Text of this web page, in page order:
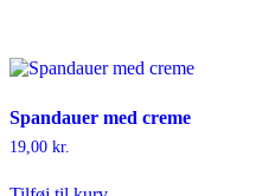
Spandauer med creme
19,00 kr.